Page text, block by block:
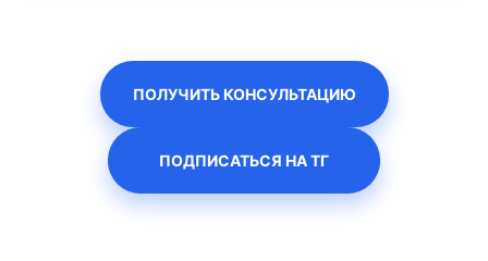
ПОЛУЧИТЬ КОНСУЛЬТАЦИЮ
ПОДПИСАТЬСЯ НА ТГ